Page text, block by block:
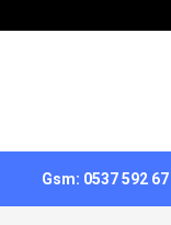
Gsm: 0537 592